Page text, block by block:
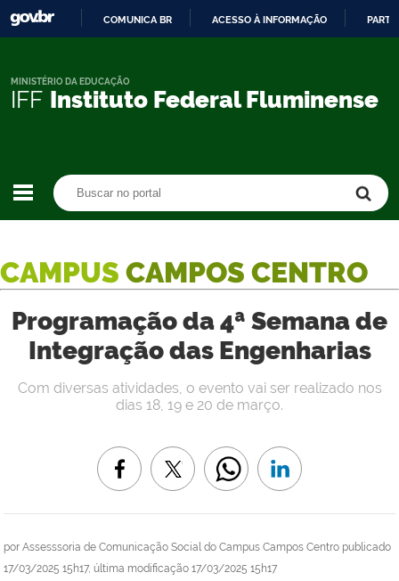
CONTEÚDO
COMUNICA BR ACESSO À INFORMAÇÃO
IFF Instituto Federal Fluminense
MINISTÉRIO DA EDUCAÇÃO
CAMPUS CAMPOS CENTRO
Programação da 4ª Semana de
Integração das Engenharias
por Assesssoria de Comunicação Social do Campus Campos Centro publicado
17/03/2025 15h17, última modificação 17/03/2025 15h17
Com diversas atividades, o evento vai ser realizado nos
dias 18, 19 e 20 de março.